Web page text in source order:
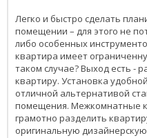
Легко и быстро сделать
помещении – для этого не
либо особенных
квартира имеет
таком случае? Выход есть -
квартиру. Установка
отличной альтернативой
помещения. Межкомнатные
грамотно разделить
оригинальную